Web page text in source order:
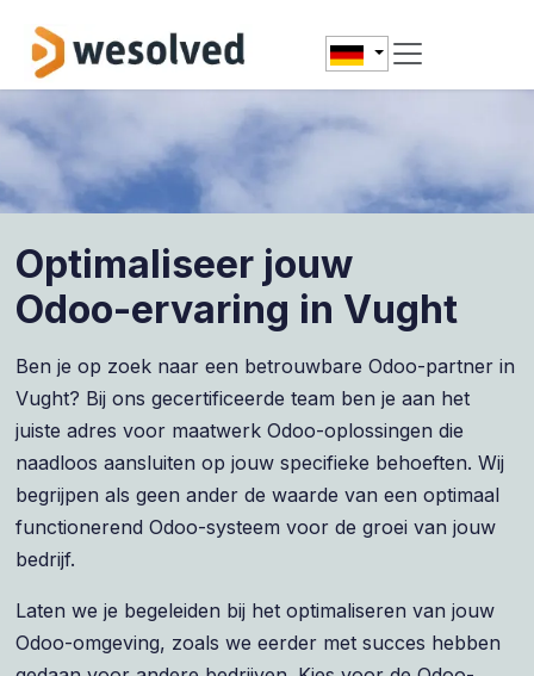
Optimaliseer jouw
Odoo-ervaring in Vught
Ben je op zoek naar een betrouwbare Odoo-partner in
Vught? Bij ons gecertificeerde team ben je aan het
juiste adres voor maatwerk Odoo-oplossingen die
naadloos aansluiten op jouw specifieke behoeften. Wij
begrijpen als geen ander de waarde van een optimaal
functionerend Odoo-systeem voor de groei van jouw
bedrijf.
Laten we je begeleiden bij het optimaliseren van jouw
Odoo-omgeving, zoals we eerder met succes hebben